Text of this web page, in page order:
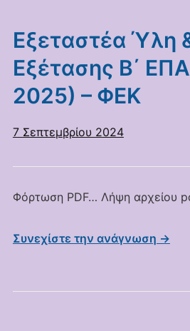
Εξεταστέα Ύλη
Εξέτασης Β΄
2025) – ΦΕΚ
7 Σεπτεμβρίου 2024
Φόρτωση PDF… Λήψη αρχείου
Συνεχίστε την ανάγνωση →